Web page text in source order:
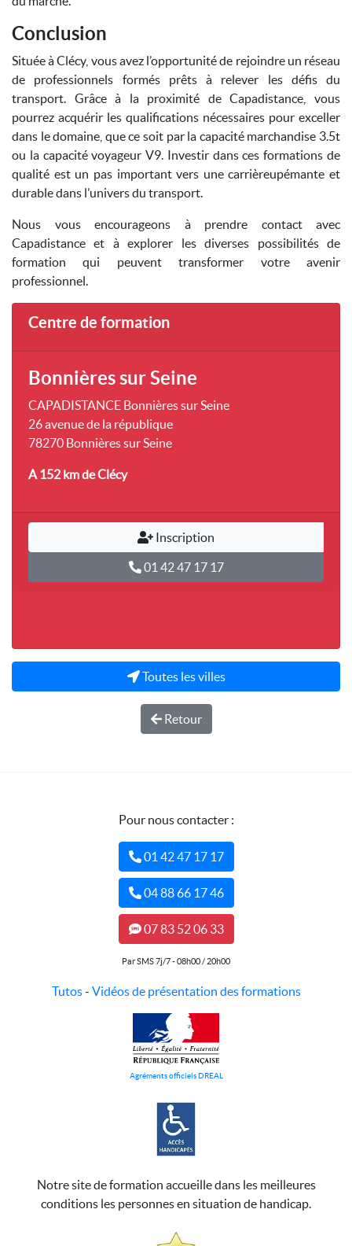
Conclusion
Située à Clécy, vous avez l’opportunité de rejoindre un réseau
de professionnels formés prêts à relever les défis du
transport. Grâce à la proximité de Capadistance, vous
pourrez acquérir les qualifications nécessaires pour exceller
dans le domaine, que ce soit par la capacité marchandise 3.5t
ou la capacité voyageur V9. Investir dans ces formations de
qualité est un pas important vers une carrièreupémante et
durable dans l’univers du transport.
Nous vous encourageons à prendre contact avec
Capadistance et à explorer les diverses possibilités de
formation qui peuvent transformer votre avenir
professionnel.
Centre de formation
Bonnières sur Seine
CAPADISTANCE Bonnières sur Seine
26 avenue de la république
78270 Bonnières sur Seine
A 152 kmde Clécy
Inscription
01 42 47 17 17
Toutes les villes
Retour
Pour nous contacter :
01 42 47 17 17
04 88 66 17 46
07 83 52 06 33
Par SMS 7j/7 - 08h00 / 20h00
Tutos- Vidéos de présentation des formations
Agréments officiels DREAL
Notre site de formation accueille dans les meilleures
conditions les personnes en situation de handicap.